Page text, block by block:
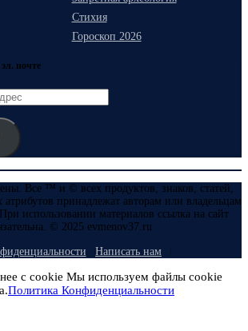
Стихия
Гороскоп 2026
почте
Все ™ и © всех продуктов, знаков, статей,
принадлежат авторам или владельцам
использовании материалов ссылка на сайт
© 2025 evmenov37.ru
Написать нам
с cookie Мы используем файлы cookie
Политика Конфиденциальности